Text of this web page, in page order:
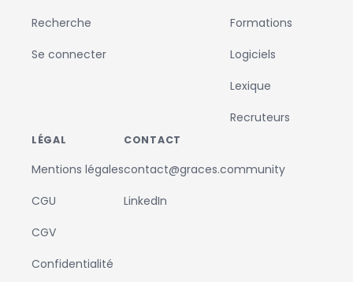
Recherche
Se connecter
Formations
Logiciels
Lexique
Recruteurs
LÉGAL
Mentions légales
CGU
CGV
Confidentialité
CONTACT
contact@graces.community
LinkedIn